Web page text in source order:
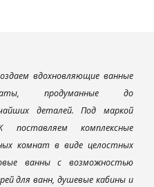
вдохновляющие ванные
продуманные до
деталей. Под маркой
поставляем комплексные
комнат в виде целостных
ванны с возможностью
для ванн, душевые кабины и